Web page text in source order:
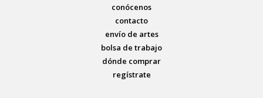
conócenos
contacto
envío de artes
bolsa de trabajo
dónde comprar
regístrate